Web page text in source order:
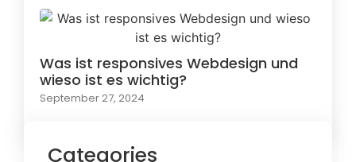
Was ist responsives Webdesign und
wieso ist es wichtig?
September 27, 2024
Categories